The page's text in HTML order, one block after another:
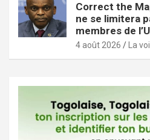
Correct the
ne se limitera
membres de
4 août 2026 La